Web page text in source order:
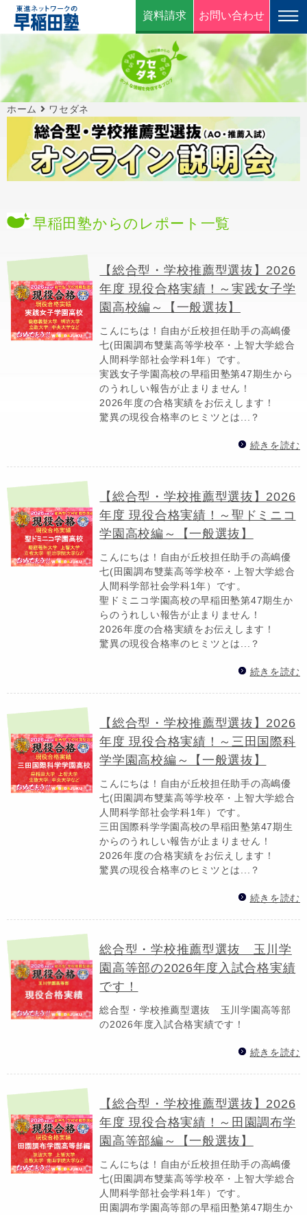
資料請求 お問い合わせ
ホーム ワセダネ
早稲田塾からのレポート一覧
【総合型・学校推薦型選抜】2026
年度 現役合格実績！～実践女子学
園高校編～【一般選抜】
こんにちは！自由が丘校担任助手の高嶋優
七(田園調布雙葉高等学校卒・上智大学総合
人間科学部社会学科1年）です。
実践女子学園高校の早稲田塾第47期生から
のうれしい報告が止まりません！
2026年度の合格実績をお伝えします！
驚異の現役合格率のヒミツとは...？
続きを読む
【総合型・学校推薦型選抜】2026
年度 現役合格実績！～聖ドミニコ
学園高校編～【一般選抜】
こんにちは！自由が丘校担任助手の高嶋優
七(田園調布雙葉高等学校卒・上智大学総合
人間科学部社会学科1年）です。
聖ドミニコ学園高校の早稲田塾第47期生か
らのうれしい報告が止まりません！
2026年度の合格実績をお伝えします！
驚異の現役合格率のヒミツとは...？
続きを読む
【総合型・学校推薦型選抜】2026
年度 現役合格実績！～三田国際科
学学園高校編～【一般選抜】
こんにちは！自由が丘校担任助手の高嶋優
七(田園調布雙葉高等学校卒・上智大学総合
人間科学部社会学科1年）です。
三田国際科学学園高校の早稲田塾第47期生
からのうれしい報告が止まりません！
2026年度の合格実績をお伝えします！
驚異の現役合格率のヒミツとは...？
続きを読む
総合型・学校推薦型選抜 玉川学
園高等部の2026年度入試合格実績
です！
総合型・学校推薦型選抜 玉川学園高等部
の2026年度入試合格実績です！
続きを読む
【総合型・学校推薦型選抜】2026
年度 現役合格実績！～田園調布学
園高等部編～【一般選抜】
こんにちは！自由が丘校担任助手の高嶋優
七(田園調布雙葉高等学校卒・上智大学総合
人間科学部社会学科1年）です。
田園調布学園高等部の早稲田塾第47期生か